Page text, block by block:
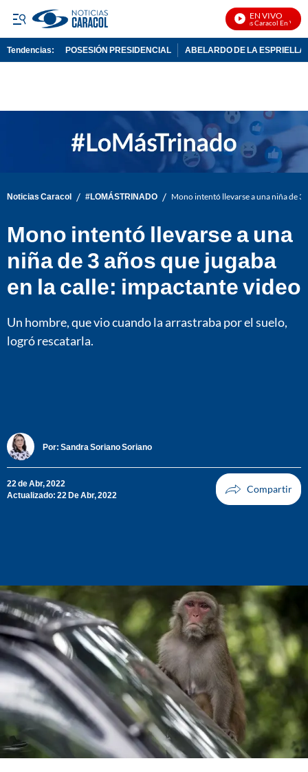
EN VIVO
Noticias Caracol En Vivo
Tendencias: POSESIÓN PRESIDENCIAL ABELARDO DE LA ESPRIELLA
Noticias Caracol / #LOMÁSTRINADO / Mono intentó llevarse a una niña de 3
Mono intentó llevarse a una
niña de 3 años que jugaba
en la calle: impactante video
Un hombre, que vio cuando la arrastraba por el suelo,
logró rescatarla.
Por: Sandra Soriano Soriano
22 de Abr, 2022
Actualizado: 22 De Abr, 2022